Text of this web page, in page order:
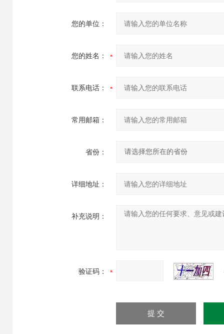
您的单位：
您的姓名：
联系电话：
常用邮箱：
省份：
详细地址：
补充说明：
验证码：